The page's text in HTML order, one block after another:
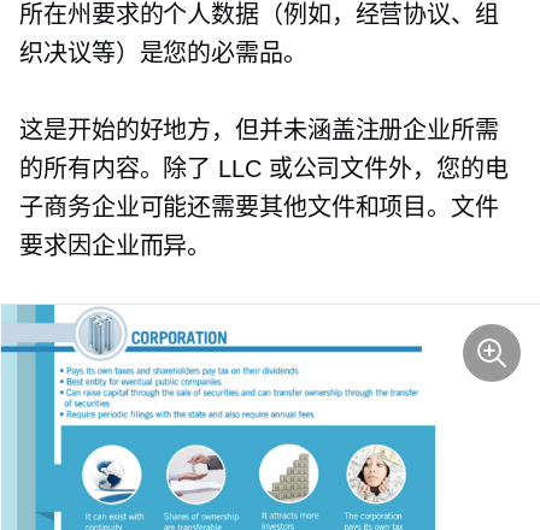
所在州要求的个人数据（例如，经营协议、组
织决议等）是您的必需品。
这是开始的好地方，但并未涵盖注册企业所需
的所有内容。除了 LLC 或公司文件外，您的电
子商务企业可能还需要其他文件和项目。文件
要求因企业而异。